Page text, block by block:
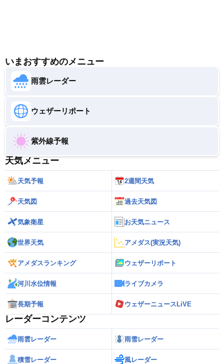
いまおすすめのメニュー
雨雲レーダー
ウェザーリポート
紫外線予報
天気メニュー
天気予報 2週間天気
天気図 過去天気図
気象衛星 お天気ニュース
世界天気 アメダス(実況天気)
アメダスランキング ウェザーリポート
河川水位情報 ライブカメラ
長期予報 ウェザーニュースLiVE
レーダーコンテンツ
雨雲レーダー 雨雪レーダー
積雪レーダー 風レーダー